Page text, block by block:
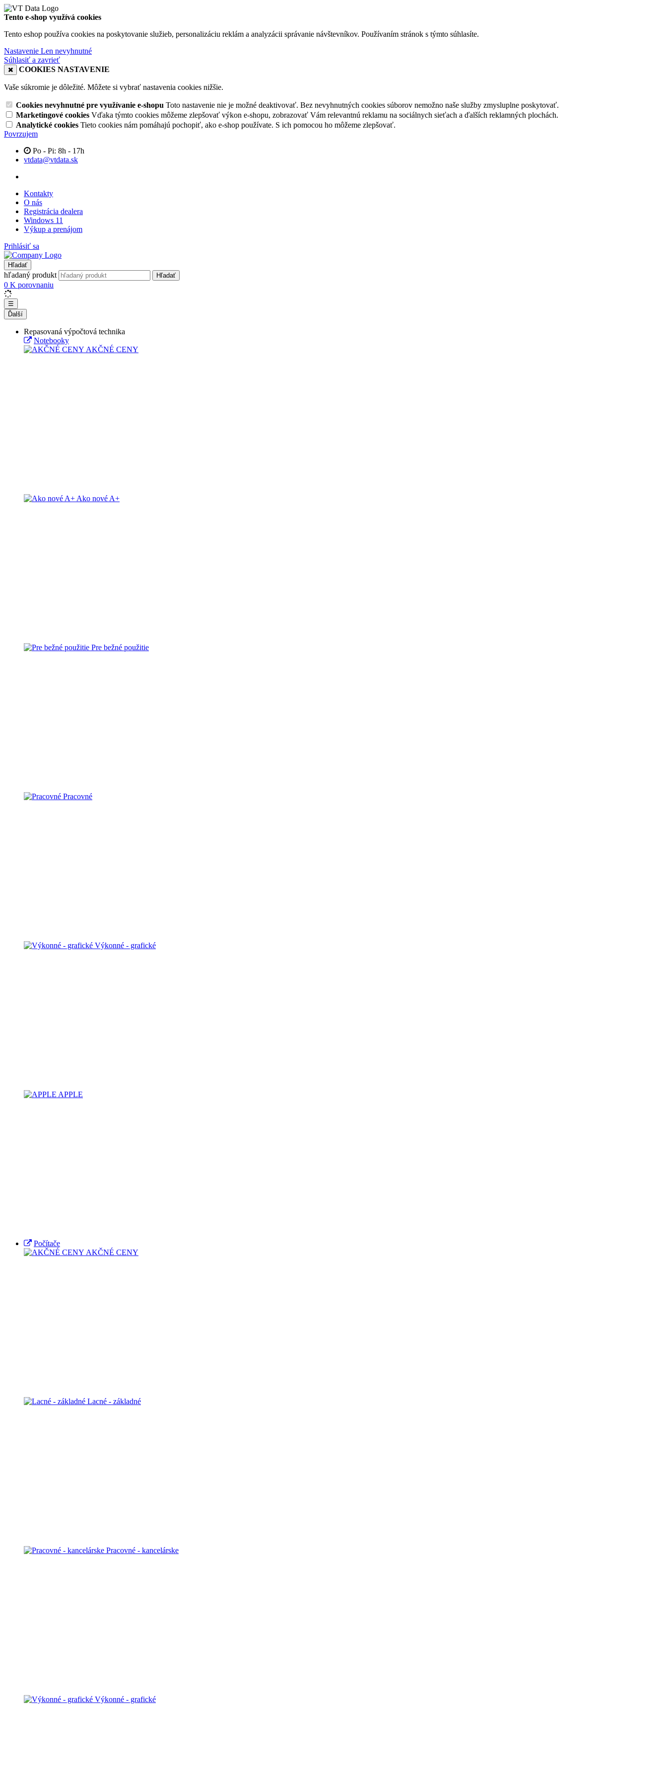
Tento e-shop využívá cookies
Tento eshop používa cookies na poskytovanie služieb, personalizáciu reklám a analyzácii správanie návštevníkov. Používaním stránok s týmto súhlasíte.
Nastavenie Len nevyhnutné
Súhlasiť a zavrieť
COOKIES NASTAVENIE
Vaše súkromie je dôležité. Môžete si vybrať nastavenia cookies nižšie.
Cookies nevyhnutné pre využívanie e-shopu Toto nastavenie nie je možné deaktivovať. Bez nevyhnutných cookies súborov nemožno naše služby zmysluplne poskytovať.
Marketingové cookies Vďaka týmto cookies môžeme zlepšovať výkon e-shopu, zobrazovať Vám relevantnú reklamu na sociálnych sieťach a ďalších reklamných plochách.
Analytické cookies Tieto cookies nám pomáhajú pochopiť, ako e-shop používate. S ich pomocou ho môžeme zlepšovať.
Povrzujem
Po - Pi: 8h - 17h
vtdata@vtdata.sk
Kontakty
O nás
Registrácia dealera
Windows 11
Výkup a prenájom
Prihlásiť sa
Hľadať
hľadaný produkt Hľadať
0 K porovnaniu
☰
Ďalší
Repasovaná výpočtová technika
Notebooky
AKČNÉ CENY
Ako nové A+
Pre bežné použitie
Pracovné
Výkonné - grafické
APPLE
Počítače
AKČNÉ CENY
Lacné - základné
Pracovné - kancelárske
Výkonné - grafické